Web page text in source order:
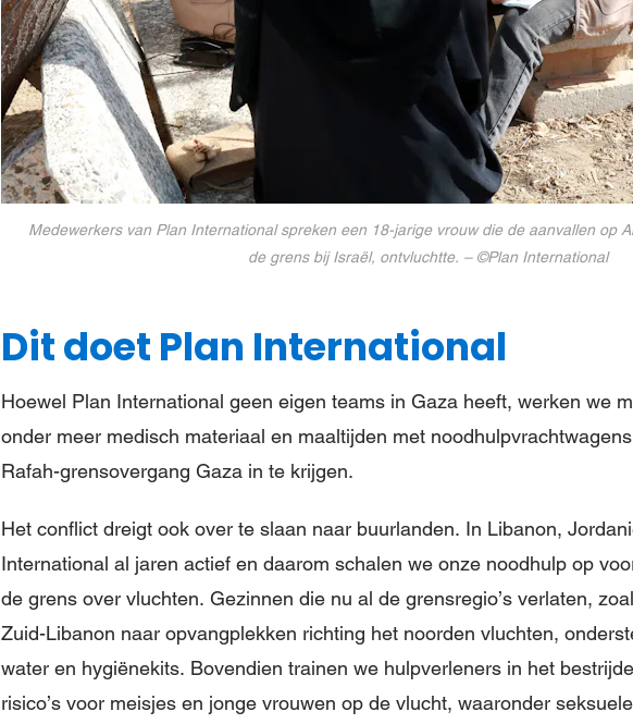
Medewerkers van Plan International spreken een 18-jarige vrouw die de aanvallen op
de grens bij Israël, ontvluchtte. – ©Plan International
Dit doet Plan International
Hoewel Plan International geen eigen teams in Gaza heeft, werken we
onder meer medisch materiaal en maaltijden met
Rafah-grensovergang Gaza in te krijgen.
Het conflict dreigt ook over te slaan naar buurlanden. In Libanon,
International al jaren actief en daarom schalen we onze noodhulp op
de grens over vluchten. Gezinnen die nu al de grensregio’s verlaten,
Zuid-Libanon naar opvangplekken richting het noorden vluchten,
water en hygiënekits. Bovendien trainen we hulpverleners in het
risico’s voor meisjes en jonge vrouwen op de vlucht, waaronder